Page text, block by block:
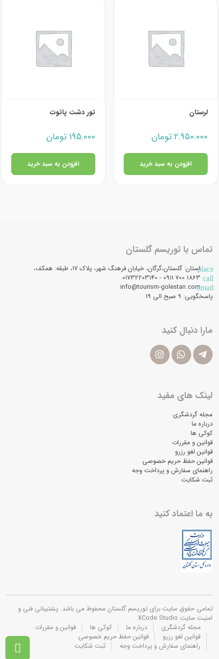
لرستان
2.950.000 تومان
افزودن به سبد خرید
تور دشت پاتوت
195.000 تومان
افزودن به سبد خرید

تماس با توریسم گلستان
placeاستان: گلستان،گرگان، خیابان فرهنگ شهر، پلاک 17، طبقه: همکف،
call
1863 700 0911 - 01732203140
email
info@tourism-golestan.com
پاسخگویی: ۹ صبح الی 19
مارا دنبال کنید
لینک های مفید
مجله گردشگری
درباره ما
کوکی ها
قوانین و مقررات
قوانین لغو رزرو
قوانین حفظ حریم خصوصی
راهنمای سفارش و پرداخت وجه
ثبت شکایت
به ما اعتماد کنید
تمامی حقوق سایت برای توریسم گلستان محفوظ می باشد. پشتیبانی فنی و
امنیت سایت XCode Studio
مجله گردشگری
درباره ما کوکی ها
قوانین و مقررات
قوانین لغو رزرو
قوانین حفظ حریم خصوصی
راهنمای سفارش و پرداخت وجه
ثبت شکایت